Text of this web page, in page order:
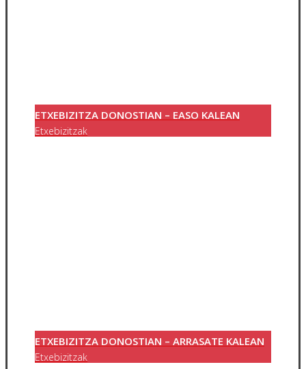
ETXEBIZITZA DONOSTIAN – EASO KALEAN
Etxebizitzak
ETXEBIZITZA DONOSTIAN – ARRASATE KALEAN
Etxebizitzak